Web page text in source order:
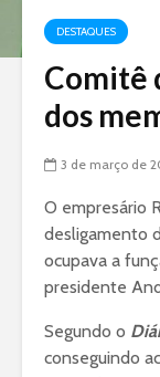
DESTAQUES
Comitê
dos
3 de março de
O empresário
desligamento
ocupava a
presidente
Segundo o
conseguindo